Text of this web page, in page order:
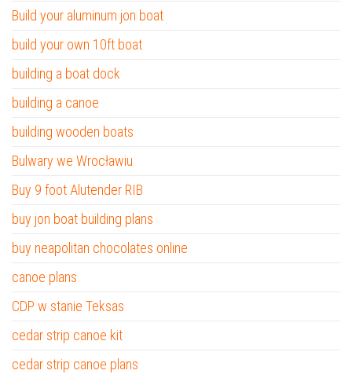
Build your aluminum jon boat
build your own 10ft boat
building a boat dock
building a canoe
building wooden boats
Bulwary we Wrocławiu
Buy 9 foot Alutender RIB
buy jon boat building plans
buy neapolitan chocolates online
canoe plans
CDP w stanie Teksas
cedar strip canoe kit
cedar strip canoe plans